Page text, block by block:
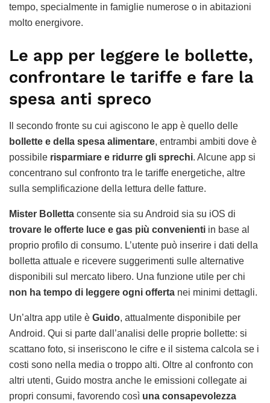
tempo, specialmente in famiglie numerose o in abitazioni
molto energivore.
Le app per leggere le bollette,
confrontare le tariffe e fare la
spesa anti spreco
Il secondo fronte su cui agiscono le app è quello delle
bollette e della spesa alimentare, entrambi ambiti dove è
possibile risparmiare e ridurre gli sprechi. Alcune app si
concentrano sul confronto tra le tariffe energetiche, altre
sulla semplificazione della lettura delle fatture.
Mister Bolletta consente sia su Android sia su iOS di
trovare le offerte luce e gas più convenienti in base al
proprio profilo di consumo. L’utente può inserire i dati della
bolletta attuale e ricevere suggerimenti sulle alternative
disponibili sul mercato libero. Una funzione utile per chi
non ha tempo di leggere ogni offerta nei minimi dettagli.
Un’altra app utile è Guido, attualmente disponibile per
Android. Qui si parte dall’analisi delle proprie bollette: si
scattano foto, si inseriscono le cifre e il sistema calcola se i
costi sono nella media o troppo alti. Oltre al confronto con
altri utenti, Guido mostra anche le emissioni collegate ai
propri consumi, favorendo così una consapevolezza